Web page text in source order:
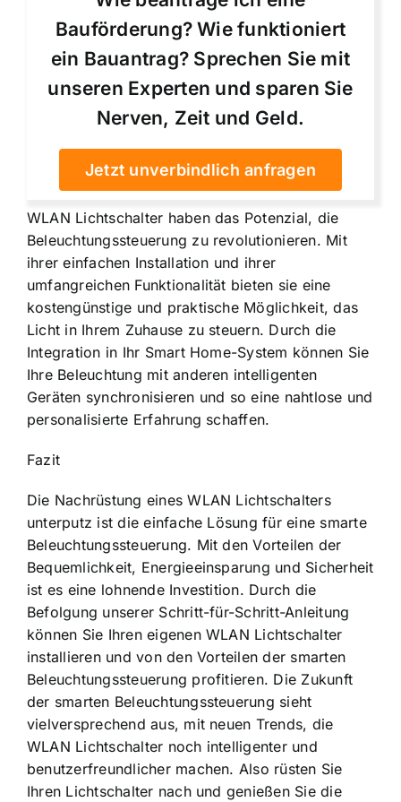
Bauförderung? Wie funktioniert
ein Bauantrag? Sprechen Sie mit
unseren Experten und sparen Sie
Nerven, Zeit und Geld.
Jetzt unverbindlich anfragen
WLAN Lichtschalter haben das Potenzial, die
Beleuchtungssteuerung zu revolutionieren. Mit
ihrer einfachen Installation und ihrer
umfangreichen Funktionalität bieten sie eine
kostengünstige und praktische Möglichkeit, das
Licht in Ihrem Zuhause zu steuern. Durch die
Integration in Ihr Smart Home-System können Sie
Ihre Beleuchtung mit anderen intelligenten
Geräten synchronisieren und so eine nahtlose und
personalisierte Erfahrung schaffen.
Fazit
Die Nachrüstung eines WLAN Lichtschalters
unterputz ist die einfache Lösung für eine smarte
Beleuchtungssteuerung. Mit den Vorteilen der
Bequemlichkeit, Energieeinsparung und Sicherheit
ist es eine lohnende Investition. Durch die
Befolgung unserer Schritt-für-Schritt-Anleitung
können Sie Ihren eigenen WLAN Lichtschalter
installieren und von den Vorteilen der smarten
Beleuchtungssteuerung profitieren. Die Zukunft
der smarten Beleuchtungssteuerung sieht
vielversprechend aus, mit neuen Trends, die
WLAN Lichtschalter noch intelligenter und
benutzerfreundlicher machen. Also rüsten Sie
Ihren Lichtschalter nach und genießen Sie die